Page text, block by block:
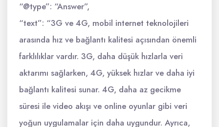
“@type”: “Answer”,
“text”: “3G ve 4G, mobil internet teknolojileri
arasında hız ve bağlantı kalitesi açısından önemli
farklılıklar vardır. 3G, daha düşük hızlarla veri
aktarımı sağlarken, 4G, yüksek hızlar ve daha iyi
bağlantı kalitesi sunar. 4G, daha az gecikme
süresi ile video akışı ve online oyunlar gibi veri
yoğun uygulamalar için daha uygundur. Ayrıca,